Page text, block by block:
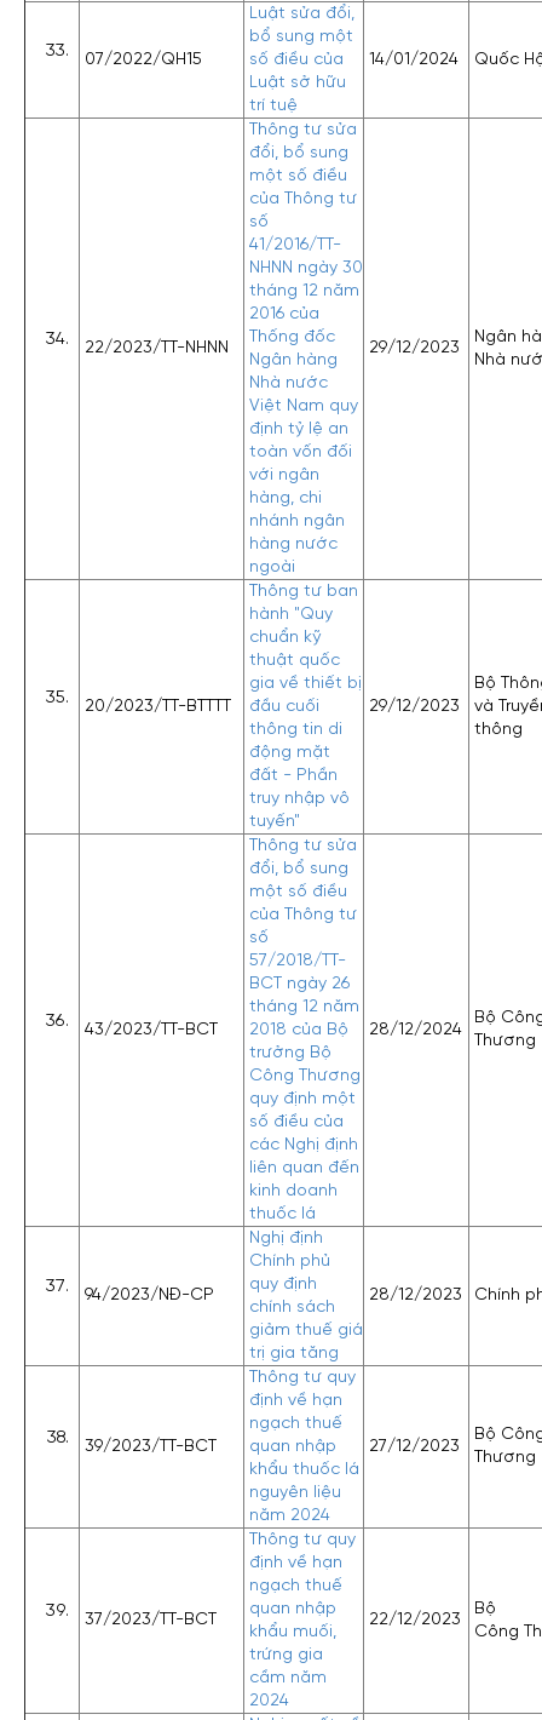
07/2022/QH15
Luật sửa đổi,
bổ sung một
số điều của
Luật sở hữu
trí tuệ
14/01/2024 Quốc
22/2023/TT-NHNN
Thông tư sửa
đổi, bổ sung
một số điều
của Thông tư
số
41/2016/TT-
NHNN ngày 30
tháng 12 năm
2016 của
Thống đốc
Ngân hàng
Nhà nước
Việt Nam quy
định tỷ lệ an
toàn vốn đối
với ngân
hàng, chi
nhánh ngân
hàng nước
ngoài
29/12/2023
Ngân
Nhà
20/2023/TT-BTTTT
Thông tư ban
hành "Quy
chuẩn kỹ
thuật quốc
gia về thiết bị
đầu cuối
thông tin di
động mặt
đất - Phần
truy nhập vô
tuyến"
29/12/2023
Bộ
và
thông
43/2023/TT-BCT
Thông tư sửa
đổi, bổ sung
một số điều
của Thông tư
số
57/2018/TT-
BCT ngày 26
tháng 12 năm
2018 của Bộ
trưởng Bộ
Công Thương
quy định một
số điều của
các Nghị định
liên quan đến
kinh doanh
thuốc lá
28/12/2024
Bộ
Thương
94/2023/NĐ-CP
Nghị định
Chính phủ
quy định
chính sách
giảm thuế giá
trị gia tăng
28/12/2023 Chính
39/2023/TT-BCT
Thông tư quy
định về hạn
ngạch thuế
quan nhập
khẩu thuốc lá
nguyên liệu
năm 2024
27/12/2023
Bộ
Thương
37/2023/TT-BCT
Thông tư quy
định về hạn
ngạch thuế
quan nhập
khẩu muối,
trứng gia
cầm năm
2024
22/12/2023
Bộ
Công